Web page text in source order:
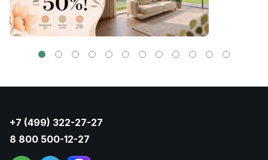
+7 (499) 322-27-27
8 800 500-12-27